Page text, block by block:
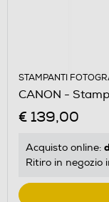
STAMPANTI
CANON -
€ 139,00
Acquisto online:
Ritiro in negozio